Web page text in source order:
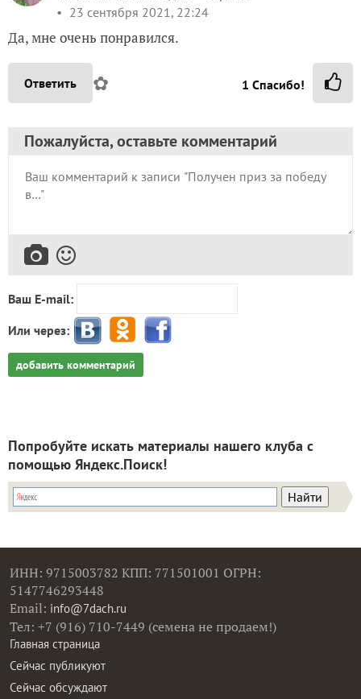
23 сентября 2021, 22:24
Да, мне очень понравился.
Ответить ✿ 1 Спасибо!
Пожалуйста, оставьте комментарий
Ваш E-mail:
Или через:
добавить комментарий
Попробуйте искать материалы нашего клуба с
помощью Яндекс.Поиск!
ИНН: 9715003782 КПП: 771501001 ОГРН:
5147746293448
Email: info@7dach.ru
Тел: +7 (916) 710-7449 (семена не продаем!)
Главная страница
Сейчас публикуют
Сейчас обсуждают